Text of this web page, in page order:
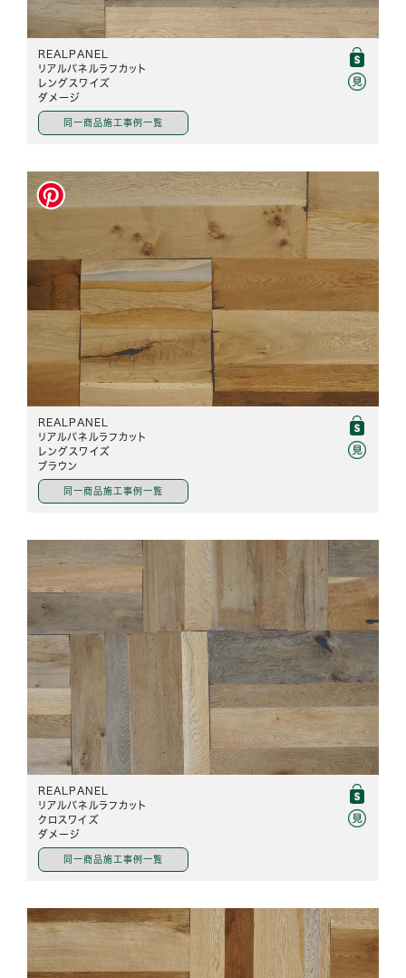
REALPANEL
リアルパネルラフカット
レングスワイズ
ダメージ
同一商品施工事例一覧
REALPANEL
リアルパネルラフカット
レングスワイズ
ブラウン
同一商品施工事例一覧
REALPANEL
リアルパネルラフカット
クロスワイズ
ダメージ
同一商品施工事例一覧